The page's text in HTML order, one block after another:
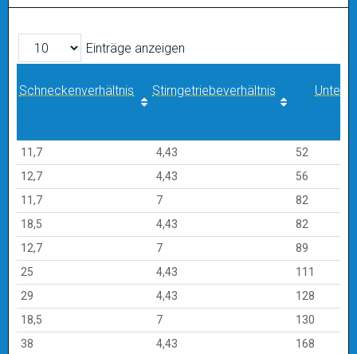
Einträge anzeigen
Schneckenverhältnis Stirngetriebeverhältnis
Schneckenverhältnis Stirngetriebeverhältnis
11,7 4,43
52
12,7
4,43
56
11,7
7
82
18,5
4,43
82
12,7
7
89
25
4,43
111
29
4,43
128
18,5
7
130
38
4,43
168